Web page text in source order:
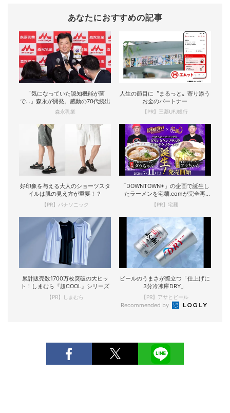
あなたにおすすめの記事
「気になっていた認知機能が菌
で…」森永が開発。感動の70代続出
森永乳業
人生の節目に〝まるっと〟寄り添う
お金のパートナー
【PR】三菱UFJ銀行
好印象を与える大人のショーツスタ
イルは肌の見え方が重要！？
【PR】パナソニック
「DOWNTOWN+」の企画で誕生し
たラーメンを宅麺.comが完全再
現！
【PR】宅麺
累計販売数1700万枚突破の大ヒッ
ト！しまむら『超COOL』シリーズ
【PR】しまむら
ビールのうまさが際立つ「仕上げに
3分冷凍庫DRY」
【PR】アサヒビール
Recommended by